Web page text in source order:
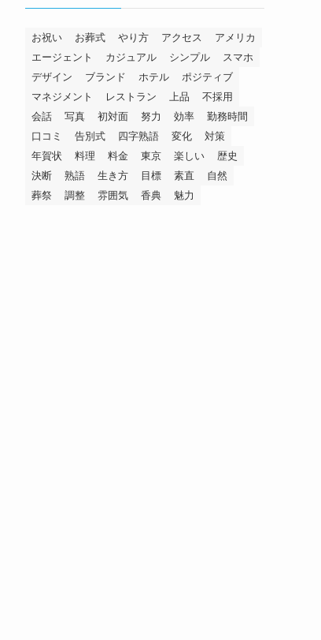
お祝い お葬式 やり方 アクセス
アメリカ
エージェント
カジュアル シンプル
スマホ
デザイン
ブランド ホテル
ポジティブ
マネジメント
レストラン 上品
不採用
会話
写真 初対面 努力 効率
勤務時間
口コミ
告別式 四字熟語 変化
対策
年賀状
料理 料金 東京 楽しい
歴史
決断
熟語 生き方 目標 素直
自然
葬祭
調整 雰囲気 香典 魅力